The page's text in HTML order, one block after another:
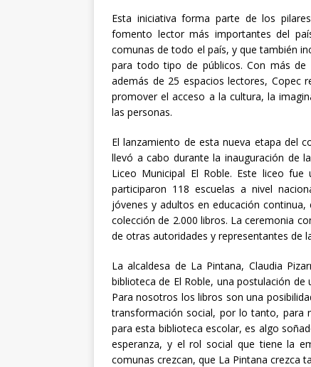
Esta iniciativa forma parte de los
fomento lector más importantes del
comunas de todo el país, y que también
para todo tipo de públicos. Con más
además de 25 espacios lectores, Copec
promover el acceso a la cultura, la
las personas.
El lanzamiento de esta nueva etapa del
llevó a cabo durante la inauguración de
Liceo Municipal El Roble. Este liceo
participaron 118 escuelas a nivel
jóvenes y adultos en educación
colección de 2.000 libros. La ceremonia
de otras autoridades y representantes de
La alcaldesa de La Pintana, Claudia
biblioteca de El Roble, una postulación
Para nosotros los libros son una
transformación social, por lo tanto, para
para esta biblioteca escolar, es algo
esperanza, y el rol social que tiene la
comunas crezcan, que La Pintana crezca